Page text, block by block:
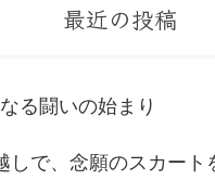
最近の投稿
る闘いの始まり
しで、念願のスカート